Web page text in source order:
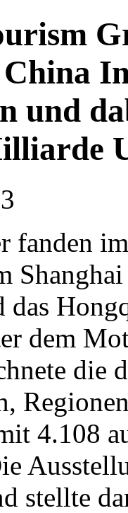
China
und
fanden
dem
die
4.108
stellte